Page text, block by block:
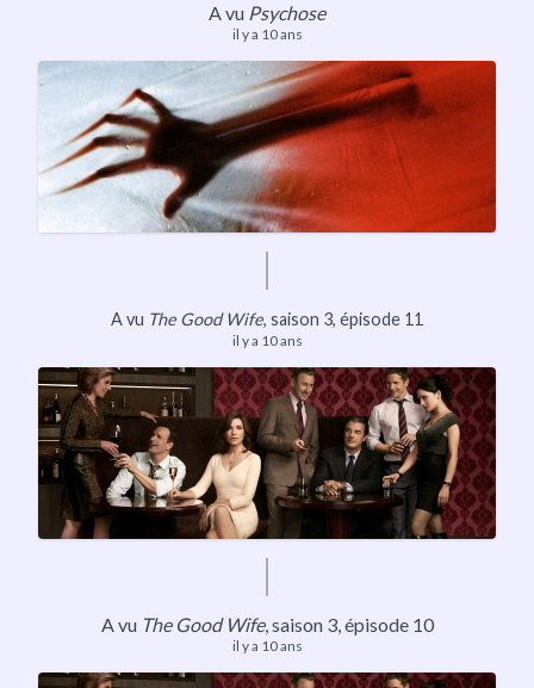
A vu Psychose
il y a 10 ans
A vu The Good Wife, saison 3, épisode 11
il y a 10 ans
A vu The Good Wife, saison 3, épisode 10
il y a 10 ans